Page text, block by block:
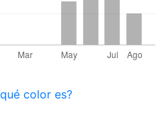
color es?